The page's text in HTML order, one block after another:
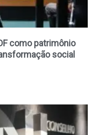
como patrimônio
social